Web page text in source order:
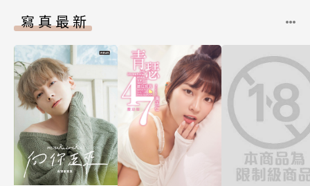
寫真最新